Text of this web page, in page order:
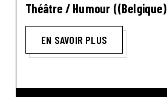
Théâtre / Humour ((Belgique)
EN SAVOIR PLUS